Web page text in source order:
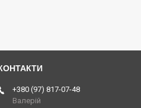
+380 (97) 817-07-48
Валерій